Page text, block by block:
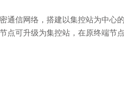
通信网络，搭建以集控站为中心
点可升级为集控站，在原终端